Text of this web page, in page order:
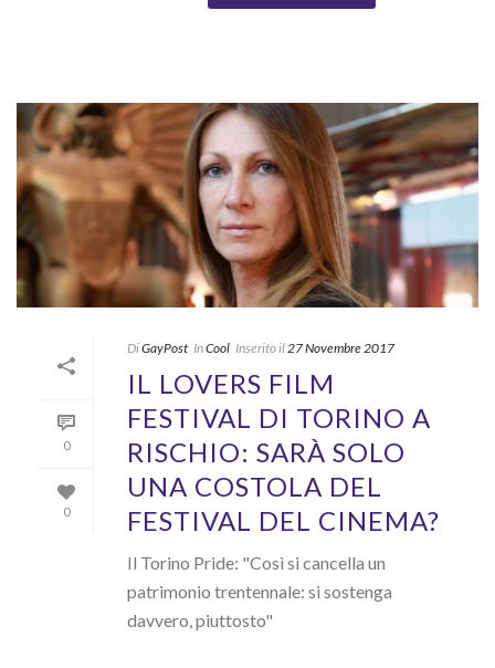
0
0
DiGayPost InCool Inserito il 27 Novembre 2017
IL LOVERS FILM
FESTIVAL DI TORINO A
RISCHIO: SARÀ SOLO
UNA COSTOLA DEL
FESTIVAL DEL CINEMA?
Il Torino Pride: "Così si cancella un
patrimonio trentennale: si sostenga
davvero, piuttosto"